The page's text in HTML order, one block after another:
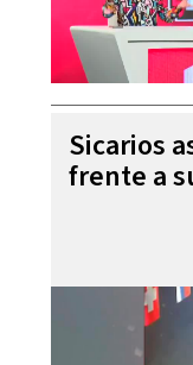
Sicarios
frente a